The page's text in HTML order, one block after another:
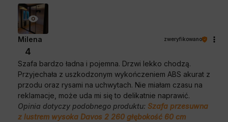
Milena zweryfikowano
4
Szafa bardzo ładna i pojemna. Drzwi lekko chodzą.
Przyjechała z uszkodzonym wykończeniem ABS akurat z
przodu oraz rysami na uchwytach. Nie miałam czasu na
reklamacje, może uda mi się to delikatnie naprawić.
Opinia dotyczy podobnego produktu: Szafa przesuwna
z lustrem wysoka Davos 2 260 głębokość 60 cm